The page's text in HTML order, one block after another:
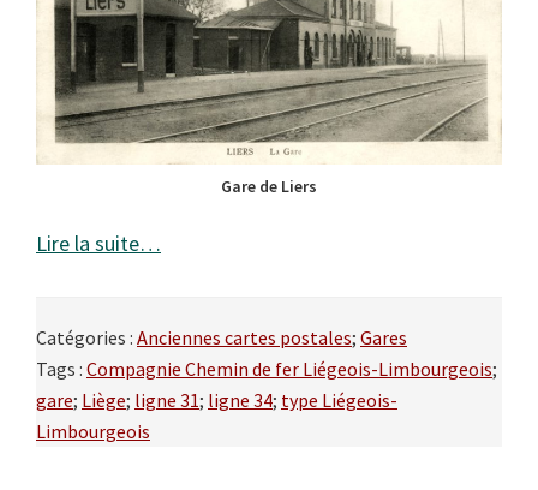
Gare de Liers
Lire la suite…
Catégories : Anciennes cartes postales; Gares
Tags : Compagnie Chemin de fer Liégeois-Limbourgeois;
gare; Liège; ligne 31; ligne 34; type Liégeois-
Limbourgeois